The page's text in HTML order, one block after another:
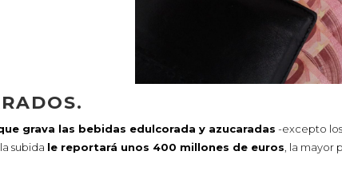
grava las bebidas edulcorada y azucaradas -excepto
subida le reportará unos 400 millones de euros, la mayor